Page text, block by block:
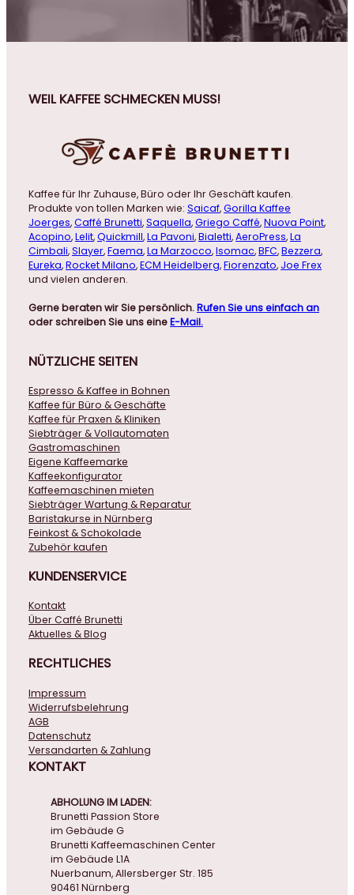
WEIL KAFFEE SCHMECKEN MUSS!
Kaffee für Ihr Zuhause, Büro oder Ihr Geschäft kaufen.
Produkte von tollen Marken wie: Saicaf,Gorilla Kaffee
Joerges,Caffé Brunetti,Saquella,Griego Caffé,Nuova Point,
Acopino,Lelit,Quickmill,La Pavoni,Bialetti,AeroPress,La
Cimbali,Slayer,Faema,La Marzocco,Isomac,BFC,Bezzera,
Eureka,Rocket Milano,ECM Heidelberg,Fiorenzato, Joe Frex
und vielen anderen.
Gerne beraten wir Sie persönlich.Rufen Sie uns einfach an
oder schreiben Sie uns eineE-Mail.
NÜTZLICHE SEITEN
Espresso & Kaffee in Bohnen
Kaffee für Büro & Geschäfte
Kaffee für Praxen & Kliniken
Siebträger & Vollautomaten
Gastromaschinen
Eigene Kaffeemarke
Kaffeekonfigurator
Kaffeemaschinen mieten
Siebträger Wartung & Reparatur
Baristakurse in Nürnberg
Feinkost & Schokolade
Zubehör kaufen
KUNDENSERVICE
Kontakt
Über Caffé Brunetti
Aktuelles & Blog
RECHTLICHES
Impressum
Widerrufsbelehrung
AGB
Datenschutz
Versandarten & Zahlung
KONTAKT
ABHOLUNG IM LADEN:
Brunetti Passion Store
im Gebäude G
Brunetti Kaffeemaschinen Center
im Gebäude L1A
Nuerbanum, Allersberger Str. 185
90461 Nürnberg